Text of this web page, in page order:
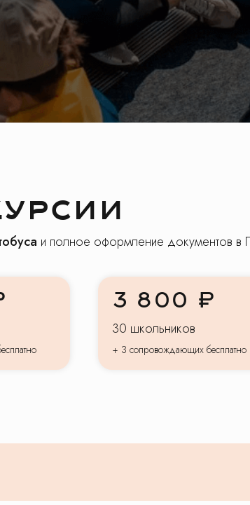
и полное оформление документов
3 800 ₽
30 школьников
+ 3 сопровождающих бесплатно